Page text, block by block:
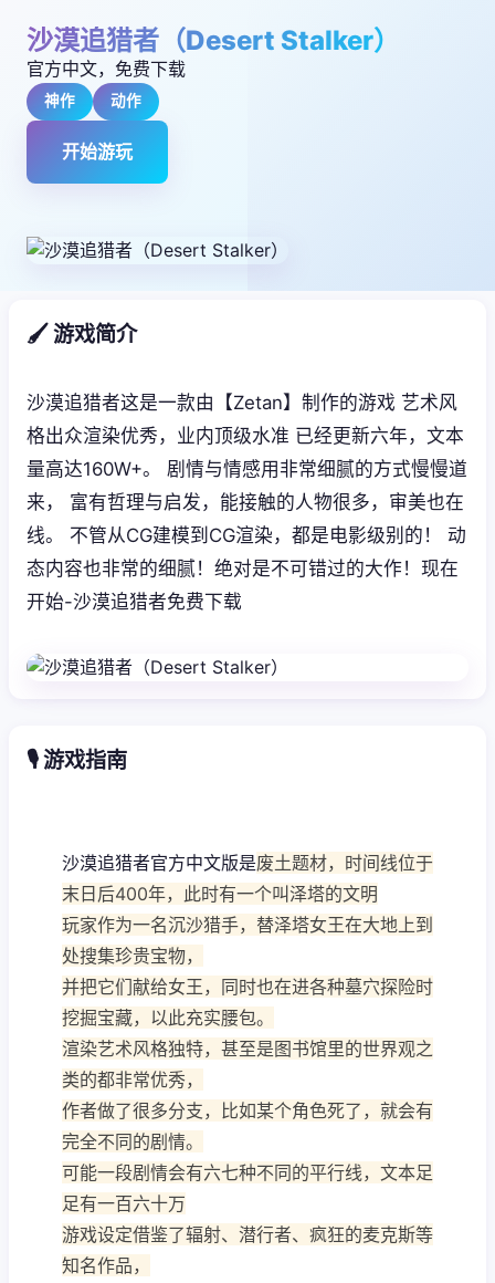
沙漠追猎者（Desert Stalker）
官方中文，免费下载
神作 动作
开始游玩
🖌️ 游戏简介
沙漠追猎者这是一款由【Zetan】制作的游戏 艺术风
格出众渲染优秀，业内顶级水准 已经更新六年，文本
量高达160W+。 剧情与情感用非常细腻的方式慢慢道
来， 富有哲理与启发，能接触的人物很多，审美也在
线。 不管从CG建模到CG渲染，都是电影级别的！ 动
态内容也非常的细腻！绝对是不可错过的大作！现在
开始-沙漠追猎者免费下载
🎙️ 游戏指南
沙漠追猎者官方中文版是废土题材，时间线位于
末日后400年，此时有一个叫泽塔的文明
玩家作为一名沉沙猎手，替泽塔女王在大地上到
处搜集珍贵宝物，
并把它们献给女王，同时也在进各种墓穴探险时
挖掘宝藏，以此充实腰包。
渲染艺术风格独特，甚至是图书馆里的世界观之
类的都非常优秀，
作者做了很多分支，比如某个角色死了，就会有
完全不同的剧情。
可能一段剧情会有六七种不同的平行线，文本足
足有一百六十万
游戏设定借鉴了辐射、潜行者、疯狂的麦克斯等
知名作品，